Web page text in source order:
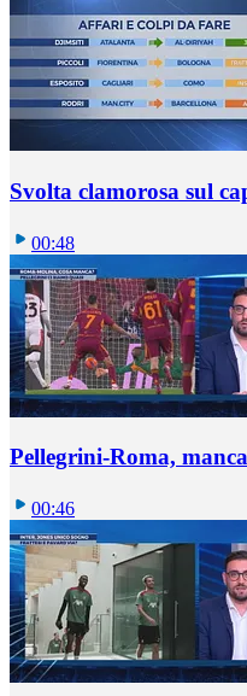
Svolta clamorosa sul
00:48
Pellegrini-Roma,
00:46